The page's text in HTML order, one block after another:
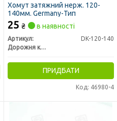
Хомут затяжний нерж. 120-
140мм. Germany-Тип
25 ₴ в наявності
Артикул:
DK-120-140
Дорожня карта
ПРИДБАТИ
Код: 46980-4